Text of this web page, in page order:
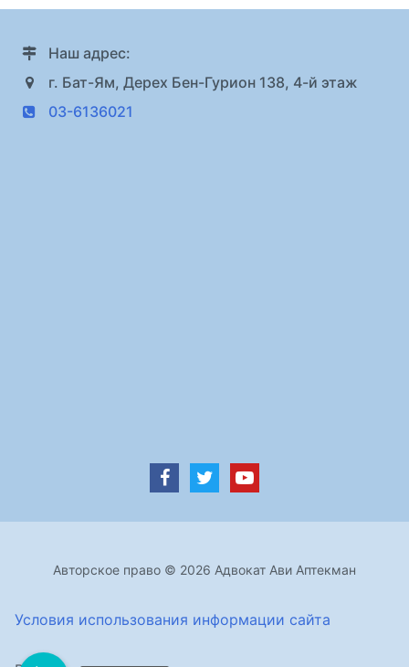
Наш адрес:
г. Бат-Ям, Дерех Бен-Гурион 138, 4-й этаж
03-6136021
Авторское право © 2026 Адвокат Ави Аптекман
Условия использования информации сайта